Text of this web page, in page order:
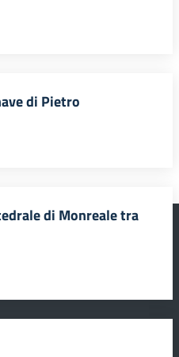
di Pietro
di Monreale tra